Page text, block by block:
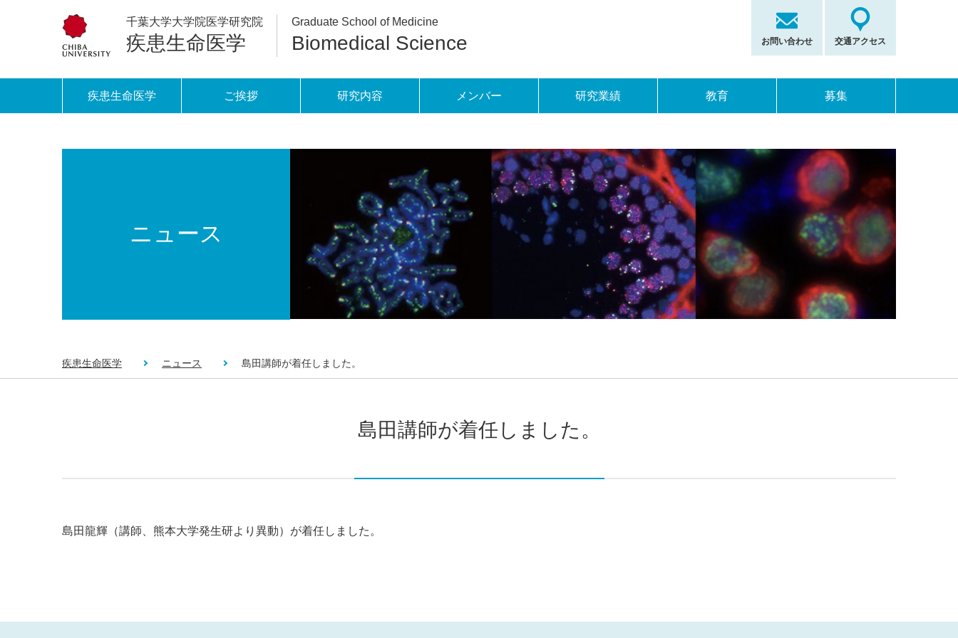
千葉大学大学院医学研究院
疾患生命医学
Graduate School of Medicine
Biomedical Science お問い合わせ 交通アクセス
疾患生命医学 ご挨拶 研究内容 メンバー 研究業績 教育 募集
ニュース
疾患生命医学 ニュース 島田講師が着任しました。
島田講師が着任しました。
島田龍輝（講師、熊本大学発生研より異動）が着任しました。